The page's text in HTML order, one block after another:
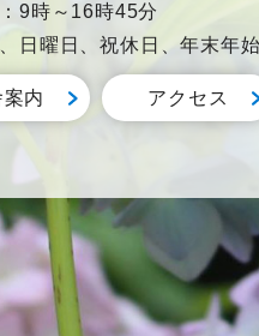
9時～16時45分
、日曜日、祝休日、年末年
内 アクセス